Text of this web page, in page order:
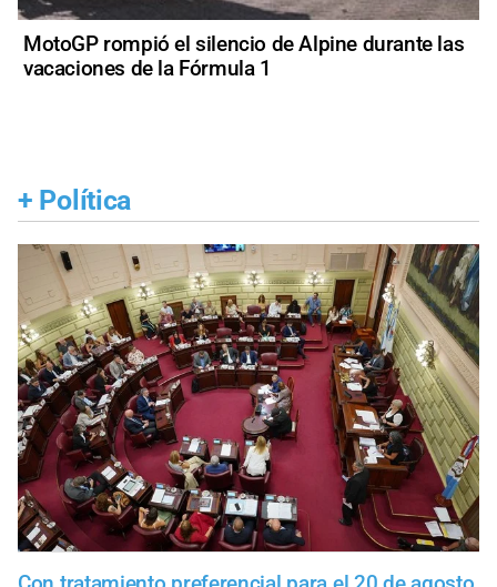
MotoGP rompió el silencio de Alpine durante las
vacaciones de la Fórmula 1
+ Política